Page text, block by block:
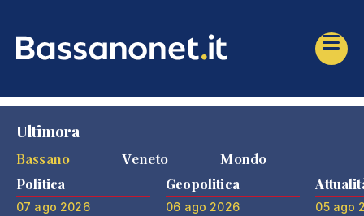
Ultimora
Bassano
Veneto Mondo
Politica
07 ago 2026
Geopolitica
06 ago 2026 05 ago